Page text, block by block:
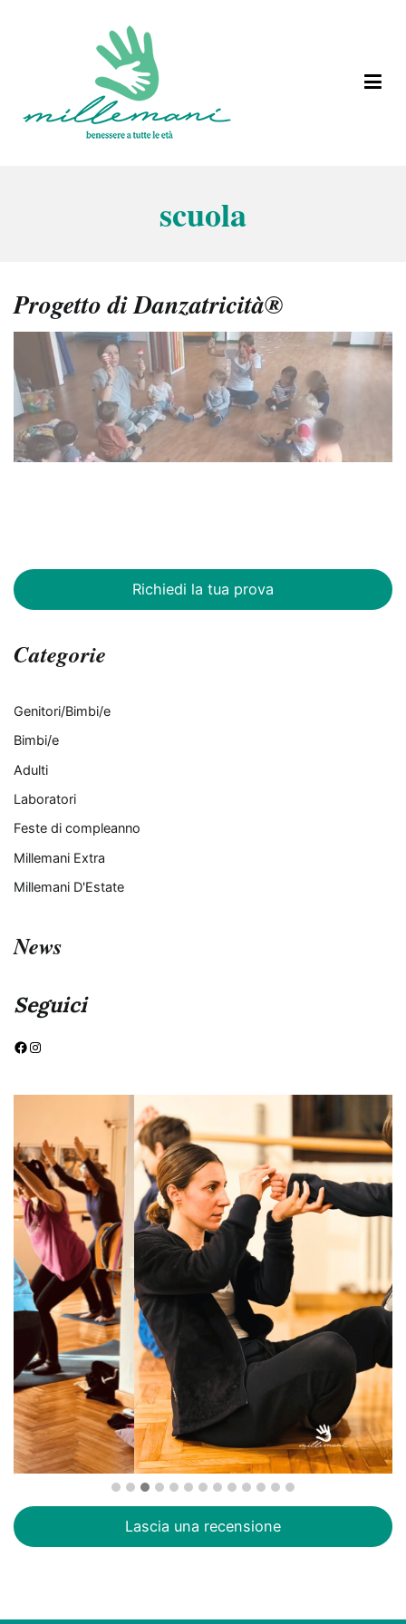
scuola
Progetto di Danzatricità®
Richiedi la tua prova
Categorie
Genitori/Bimbi/e
Bimbi/e
Adulti
Laboratori
Feste di compleanno
Millemani Extra
Millemani D'Estate
News
Seguici
Facebook
Lascia una recensione